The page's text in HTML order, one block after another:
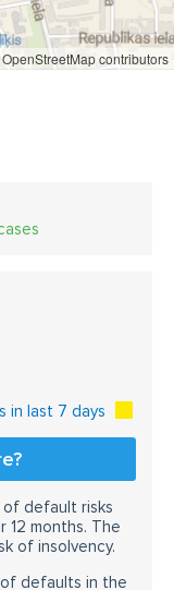
contributors
in last 7 days
default risks
months. The
of insolvency.
defaults in the